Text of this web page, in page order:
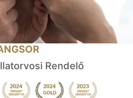
Rendelő